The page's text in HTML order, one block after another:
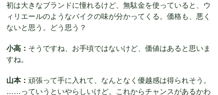
初は大きなブランドに憧れるけど、無駄金を使っていると、ウ
ィリエールのようなバイクの味が分かってくる。価格も、悪く
ないと思う。どう思う？
小高： そうですね、お手頃ではないけど、価値はあると思いま
すね。
山本：頑張って手に入れて、なんとなく優越感は得られそう。
……っていうといやらしいけど。これからチャンスがあるかわ